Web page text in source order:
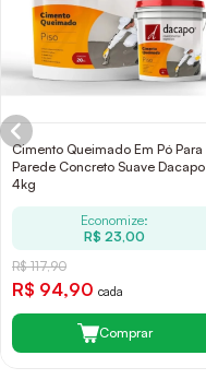
Cimento Queimado Em Pó Para
Parede Concreto Suave Dacapo
4kg
Economize:
R$ 23,00
R$ 117,90
R$ 94,90 cada
Comprar